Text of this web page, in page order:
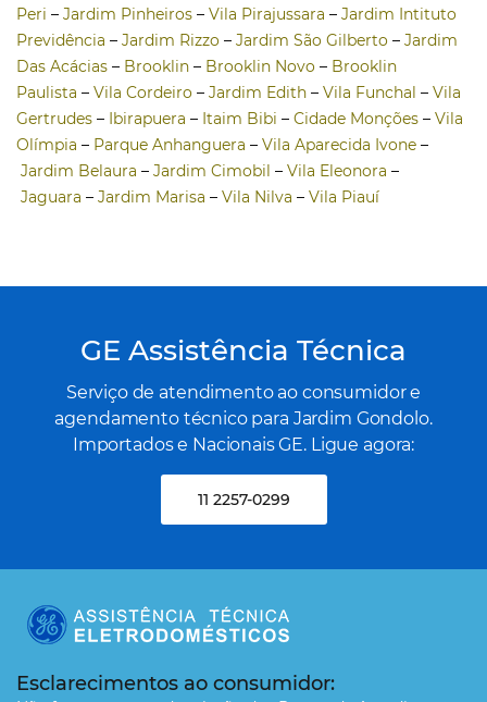
Peri – Jardim Pinheiros – Vila Pirajussara – Jardim Intituto
Previdência – Jardim Rizzo – Jardim São Gilberto – Jardim
Das Acácias – Brooklin – Brooklin Novo – Brooklin
Paulista – Vila Cordeiro – Jardim Edith – Vila Funchal – Vila
Gertrudes – Ibirapuera – Itaim Bibi – Cidade Monções – Vila
Olímpia – Parque Anhanguera – Vila Aparecida Ivone –
Jardim Belaura – Jardim Cimobil – Vila Eleonora –
Jaguara – Jardim Marisa – Vila Nilva – Vila Piauí
GE Assistência Técnica
Serviço de atendimento ao consumidor e
agendamento técnico para Jardim Gondolo.
Importados e Nacionais GE. Ligue agora:
11 2257-0299
Esclarecimentos ao consumidor: